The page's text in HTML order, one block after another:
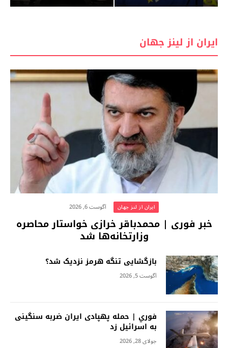
ايران از لينز جهان
ایران از لنز جهان آگوست 6, 2026
خبر فوری | محمدباقر خرازی خواستار محاصره
وزارتخانه‌ها شد
بازگشایی تنگه هرمز نزدیک شد؟
آگوست 5, 2026
فوري | حمله پهپادی ایران ضربه سنگینی
به اسرائیل زد
جولای 28, 2026